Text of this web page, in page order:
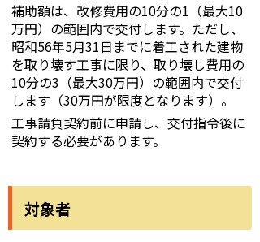
補助額は、改修費用の10分の1（最大10
万円）の範囲内で交付します。ただし、
昭和56年5月31日までに着工された建物
を取り壊す工事に限り、取り壊し費用の
10分の3（最大30万円）の範囲内で交付
します（30万円が限度となります）。
工事請負契約前に申請し、交付指令後に
契約する必要があります。
対象者